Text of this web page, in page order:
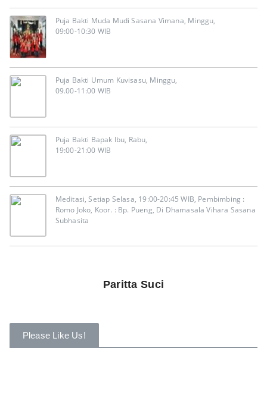
Puja Bakti Muda Mudi Sasana Vimana, Minggu,
09:00-10:30 WIB
Puja Bakti Umum Kuvisasu, Minggu,
09.00-11:00 WIB
Puja Bakti Bapak Ibu, Rabu,
19:00-21:00 WIB
Meditasi, Setiap Selasa, 19:00-20:45 WIB, Pembimbing :
Romo Joko, Koor. : Bp. Pueng, Di Dhamasala Vihara Sasana
Subhasita
Paritta Suci
Please Like Us!